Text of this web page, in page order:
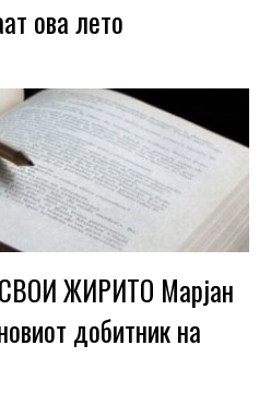
ова лето
ЖИРИТО Марјан
добитник на